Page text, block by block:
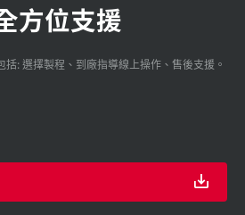
方位支援
括: 選擇製程、到廠指導線上操作、售後支援。